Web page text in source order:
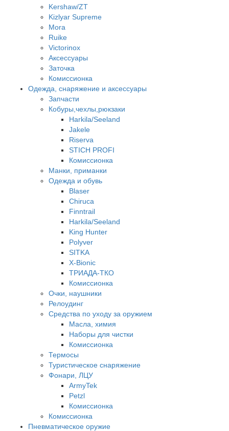
Kershaw/ZT
Kizlyar Supreme
Mora
Ruike
Victorinox
Аксессуары
Заточка
Комиссионка
Одежда, снаряжение и аксессуары
Запчасти
Кобуры,чехлы,рюкзаки
Harkila/Seeland
Jakele
Riserva
STICH PROFI
Комиссионка
Манки, приманки
Одежда и обувь
Blaser
Chiruca
Finntrail
Harkila/Seeland
King Hunter
Polyver
SITKA
X-Bionic
ТРИАДА-ТКО
Комиссионка
Очки, наушники
Релоудинг
Средства по уходу за оружием
Масла, химия
Наборы для чистки
Комиссионка
Термосы
Туристическое снаряжение
Фонари, ЛЦУ
ArmyTek
Petzl
Комиссионка
Комиссионка
Пневматическое оружие